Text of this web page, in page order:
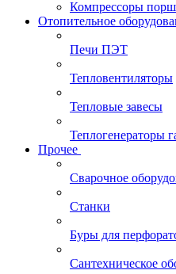
Компрессоры
Отопительное
Печи ПЭТ
Тепловентиляторы
Тепловые завесы
Теплогенераторы
Прочее
Сварочное
Станки
Буры для
Сантехническое